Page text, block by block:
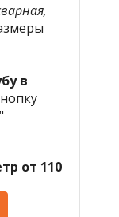
в
"
от 110